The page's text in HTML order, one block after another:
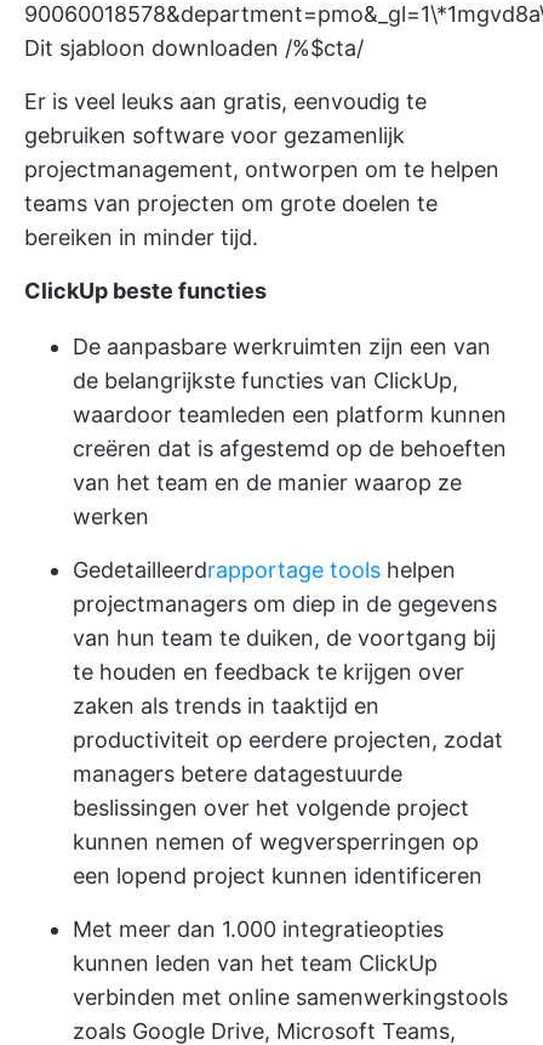
Dit sjabloon downloaden /%$cta/
Er is veel leuks aan gratis, eenvoudig te
gebruiken software voor gezamenlijk
projectmanagement, ontworpen om te helpen
teams van projecten om grote doelen te
bereiken in minder tijd.
ClickUp beste functies
De aanpasbare werkruimten zijn een van
de belangrijkste functies van ClickUp,
waardoor teamleden een platform kunnen
creëren dat is afgestemd op de behoeften
van het team en de manier waarop ze
werken
Gedetailleerdrapportage tools helpen
projectmanagers om diep in de gegevens
van hun team te duiken, de voortgang bij
te houden en feedback te krijgen over
zaken als trends in taaktijd en
productiviteit op eerdere projecten, zodat
managers betere datagestuurde
beslissingen over het volgende project
kunnen nemen of wegversperringen op
een lopend project kunnen identificeren
Met meer dan 1.000 integratieopties
kunnen leden van het team ClickUp
verbinden met online samenwerkingstools
zoals Google Drive, Microsoft Teams,